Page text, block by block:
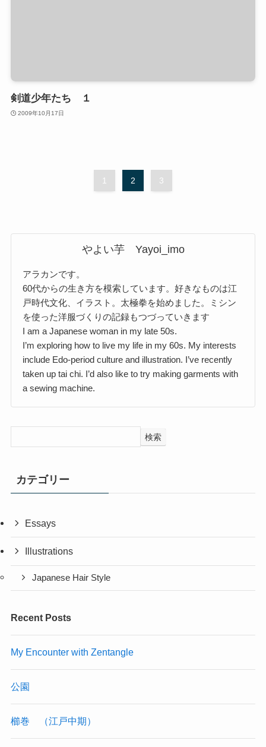
剣道少年たち １
2009年10月17日
1 2 3
やよい芋 Yayoi_imo
アラカンです。
60代からの生き方を模索しています。好きなものは江
戸時代文化、イラスト。太極拳を始めました。ミシン
を使った洋服づくりの記録もつづっていきます
I am a Japanese woman in my late 50s.
I’m exploring how to live my life in my 60s. My interests
include Edo-period culture and illustration. I’ve recently
taken up tai chi. I’d also like to try making garments with
a sewing machine.
検索
カテゴリー
Essays
Illustrations
Japanese Hair Style
Recent Posts
My Encounter with Zentangle
公園
櫛巻 （江戸中期）